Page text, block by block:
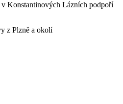
Konstantinových Lázních podpoří
z Plzně a okolí